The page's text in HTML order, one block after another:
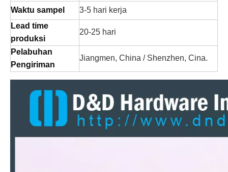
Waktu sampel
3-5 hari kerja
Lead time
produksi
20-25 hari
Pelabuhan
Pengiriman
Jiangmen, China / Shenzhen, Cina.